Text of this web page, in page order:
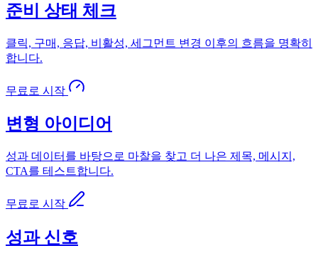
준비 상태 체크
클릭, 구매, 응답, 비활성, 세그먼트 변경 이후의 흐름을 명확히
합니다.
무료로 시작
변형 아이디어
성과 데이터를 바탕으로 마찰을 찾고 더 나은 제목, 메시지,
CTA를 테스트합니다.
무료로 시작
성과 신호